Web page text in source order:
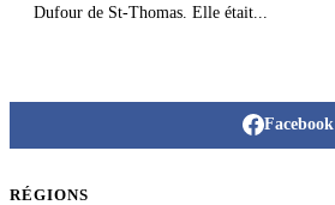
Dufour de St-Thomas. Elle était...
Facebook
RÉGIONS